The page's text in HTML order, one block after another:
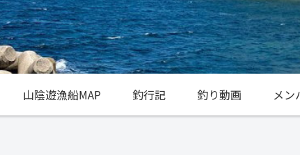
山陰遊漁船MAP 釣行記 釣り動画 メン